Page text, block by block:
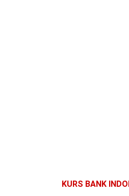
KURS BANK